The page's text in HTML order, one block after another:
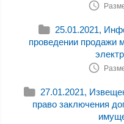
25.01.2021,
проведении продажи
27.01.2021,
право заключения